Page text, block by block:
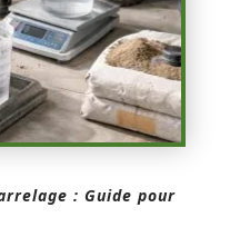
: Guide pour